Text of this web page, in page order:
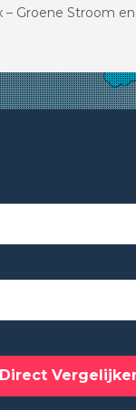
– Groene Stroom en
Direct